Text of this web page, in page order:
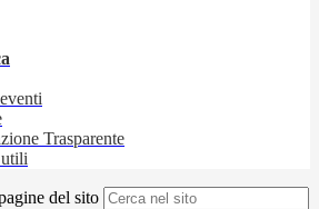
Trasparente
del sito